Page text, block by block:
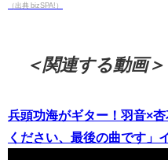
（出典 bizSPA!）
＜関連する動画＞
兵頭功海がギター！羽音×
ください、最後の曲です」